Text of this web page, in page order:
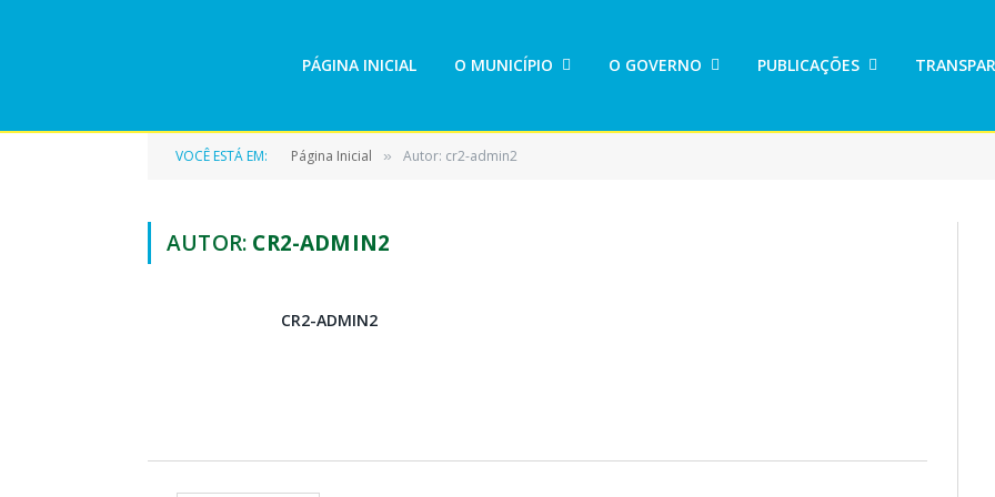
PÁGINA INICIAL O MUNICÍPIO O GOVERNO PUBLICAÇÕES
VOCÊ ESTÁ EM: Página Inicial » Autor: cr2-admin2
AUTOR: CR2-ADMIN2
CR2-ADMIN2